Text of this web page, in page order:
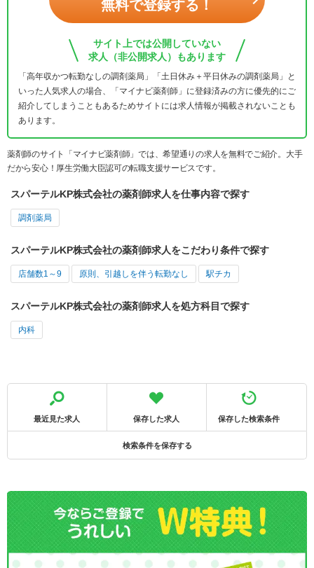
無料で登録する！
サイト上では公開していない
求人（非公開求人）もあります
「高年収かつ転勤なしの調剤薬局」「土日休み＋平日休みの調剤薬局」と
いった人気求人の場合、「マイナビ薬剤師」に登録済みの方に優先的にご
紹介してしまうこともあるためサイトには求人情報が掲載されないことも
あります。
薬剤師のサイト「マイナビ薬剤師」では、希望通りの求人を無料でご紹介。大手
だから安心！厚生労働大臣認可の転職支援サービスです。
スパーテルKP株式会社の薬剤師求人を仕事内容で探す
調剤薬局
スパーテルKP株式会社の薬剤師求人をこだわり条件で探す
店舗数1～9 原則、引越しを伴う転勤なし 駅チカ
スパーテルKP株式会社の薬剤師求人を処方科目で探す
内科
最近見た求人 保存した求人 保存した検索条件
検索条件を保存する